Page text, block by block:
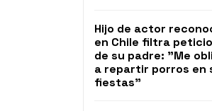
Hijo de actor
en Chile filtra
de su padre: "Me
a repartir porros en
fiestas"